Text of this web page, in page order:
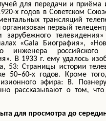
для передачи и приёма
х годов в Советском
трансляций
первый
телевидения»
«Gala Биография»,
инженера российского
В 1933 г. ему удалось
53: Страницы истории
50–60-х годов. Кроме
эфира: В.
рассказывают о том,
для просмотра до